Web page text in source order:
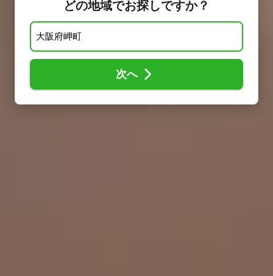
どの地域でお探しですか？
次へ